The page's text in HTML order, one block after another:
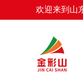
欢迎来到山